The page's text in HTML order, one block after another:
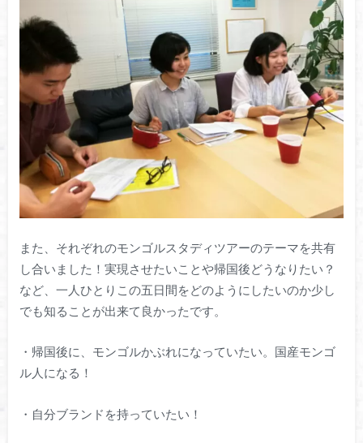
また、それぞれのモンゴルスタディツアーのテーマを共有
し合いました！実現させたいことや帰国後どうなりたい？
など、一人ひとりこの五日間をどのようにしたいのか少し
でも知ることが出来て良かったです。
・帰国後に、モンゴルかぶれになっていたい。国産モンゴ
ル人になる！
・自分ブランドを持っていたい！